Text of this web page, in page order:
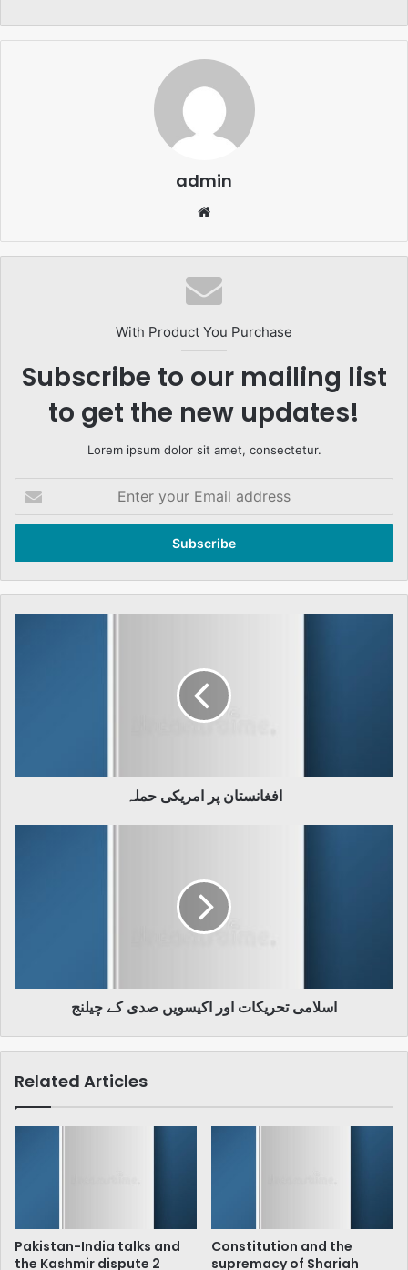
admin
With Product You Purchase
Subscribe to our mailing list
to get the new updates!
Lorem ipsum dolor sit amet, consectetur.
your
Email
افغانستان پر امریکی حملہ
اسلامی تحریکات اور اکیسویں صدی کے چیلنج
Related Articles
Pakistan-India talks and
the Kashmir dispute 2
Constitution and the
supremacy of Shariah